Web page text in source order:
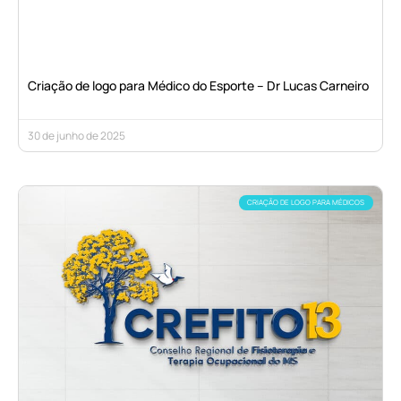
Criação de logo para Médico do Esporte – Dr Lucas Carneiro
30 de junho de 2025
CRIAÇÃO DE LOGO PARA MÉDICOS